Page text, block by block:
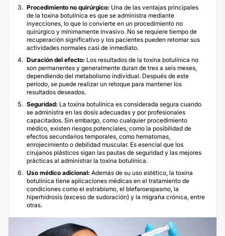
Procedimiento no quirúrgico: Una de las ventajas principales
de la toxina botulínica es que se administra mediante
inyecciones, lo que lo convierte en un procedimiento no
quirúrgico y mínimamente invasivo. No se requiere tiempo de
recuperación significativo y los pacientes pueden retomar sus
actividades normales casi de inmediato.
Duración del efecto: Los resultados de la toxina botulínica no
son permanentes y generalmente duran de tres a seis meses,
dependiendo del metabolismo individual. Después de este
período, se puede realizar un retoque para mantener los
resultados deseados.
Seguridad: La toxina botulínica es considerada segura cuando
se administra en las dosis adecuadas y por profesionales
capacitados. Sin embargo, como cualquier procedimiento
médico, existen riesgos potenciales, como la posibilidad de
efectos secundarios temporales, como hematomas,
enrojecimiento o debilidad muscular. Es esencial que los
cirujanos plásticos sigan las pautas de seguridad y las mejores
prácticas al administrar la toxina botulínica.
Uso médico adicional: Además de su uso estético, la toxina
botulínica tiene aplicaciones médicas en el tratamiento de
condiciones como el estrabismo, el blefaroespasmo, la
hiperhidrosis (exceso de sudoración) y la migraña crónica, entre
otras.